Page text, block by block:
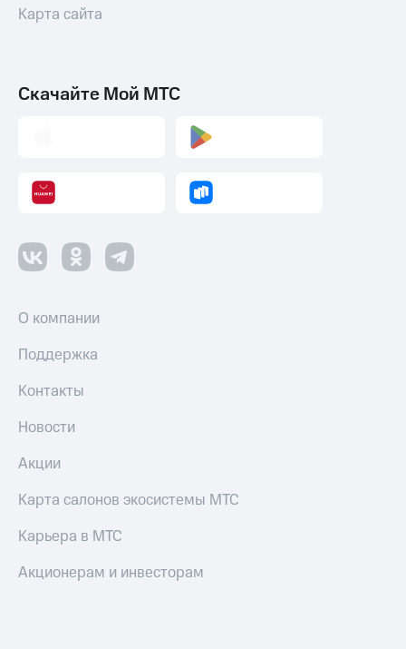
Карта сайта
Скачайте Мой МТС
О компании
Поддержка
Контакты
Новости
Акции
Карта салонов экосистемы МТС
Карьера в МТС
Акционерам и инвесторам